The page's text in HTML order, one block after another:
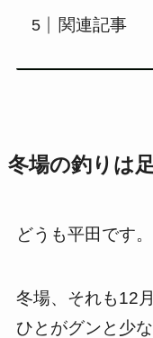
関連記事
冬場の釣りは
どうも平田です。
冬場、それも12
ひとがグンと少